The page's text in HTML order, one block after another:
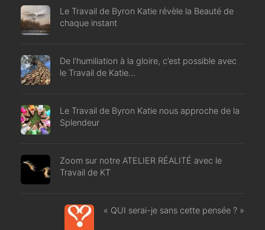
Le Travail de Byron Katie révèle la Beauté de
chaque instant
De l’humiliation à la gloire, c’est possible avec
le Travail de Katie…
Le Travail de Byron Katie nous approche de la
Splendeur
Zoom sur notre ATELIER RÉALITÉ avec le
Travail de KT
« QUI serai-je sans cette pensée ? »